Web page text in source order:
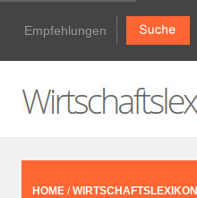
Empfehlungen
HOME /WIRTSCHAFTSLEXIKON